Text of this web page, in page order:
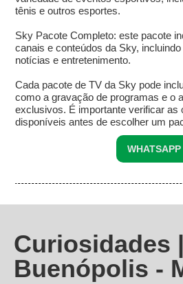
tênis e outros esportes.
Sky Pacote Completo: este pacote
canais e conteúdos da Sky,
notícias e entretenimento.
Cada pacote de TV da Sky pode
como a gravação de programas e o
exclusivos. É importante verificar as
disponíveis antes de escolher um
WHATSAPP
Curiosidades |
Buenópolis -